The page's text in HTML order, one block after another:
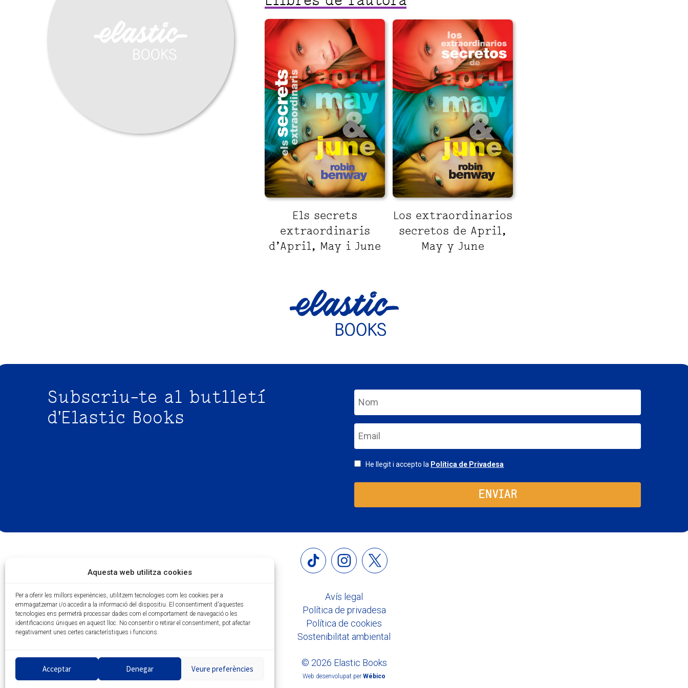
Aquesta web utilitza cookies
Per a oferir les millors experiències, utilitzem tecnologies com les cookies per a
emmagatzemar i/o accedir a la informació del dispositiu. El consentiment d'aquestes
tecnologies ens permetrà processar dades com el comportament de navegació o les
identificacions úniques en aquest lloc. No consentir o retirar el consentiment, pot afectar
negativament unes certes característiques i funcions.
Acceptar Denegar Veure preferències
Els secrets
extraordinaris
d’April, May i June
Los extraordinarios
secretos de April,
May y June
Subscriu-te al butlletí
d'Elastic Books
Consentimiento
He llegit i accepto la Política de Privadesa
Avís legal
Política de privadesa
Política de cookies
Sostenibilitat ambiental
© 2026 Elastic Books
Web desenvolupat per Wébico